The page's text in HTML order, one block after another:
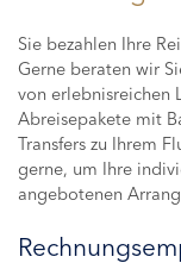
Sie bezahlen Ihre
Gerne beraten wir
von erlebnisreichen
Abreisepakete mit
Transfers zu Ihrem
gerne, um Ihre
angebotenen